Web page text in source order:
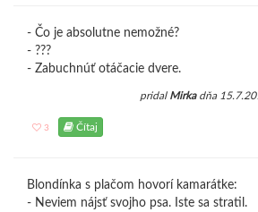
- Čo je absolutne nemožné?
- ???
- Zabuchnúť otáčacie dvere.
pridal Mirkadňa
3 Čítaj
Blondínka s plačom hovorí kamarátke:
- Neviem nájsť svojho psa. Iste sa stratil.